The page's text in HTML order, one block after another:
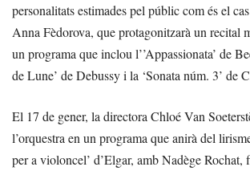
personalitats estimades pel públic com és el
Anna Fèdorova, que protagonitzarà un recital
un programa que inclou l’’Appassionata’ de
de Lune’ de Debussy i la ‘Sonata núm. 3’ de
El 17 de gener, la directora Chloé Van
l’orquestra en un programa que anirà del
per a violoncel’ d’Elgar, amb Nadège Rochat,